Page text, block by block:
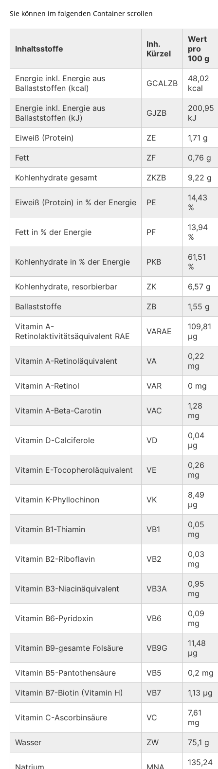
Sie können im folgenden Container scrollen
Inhaltsstoffe
Inh.
Kürzel
Wert
pro
100 g
Energie inkl. Energie aus
Ballaststoffen (kcal)
GCALZB
48,02
kcal
Energie inkl. Energie aus
Ballaststoffen (kJ)
GJZB
200,95
kJ
Eiweiß (Protein) ZE 1,71 g
Fett ZF 0,76 g
Kohlenhydrate gesamt ZKZB 9,22 g
Eiweiß (Protein) in % der Energie PE
14,43
%
Fett in % der Energie PF
13,94
%
Kohlenhydrate in % der Energie PKB
61,51
%
Kohlenhydrate, resorbierbar ZK 6,57 g
Ballaststoffe ZB 1,55 g
Vitamin A-
Retinolaktivitätsäquivalent RAE
VARAE
109,81
µg
Vitamin A-Retinoläquivalent VA
0,22
mg
Vitamin A-Retinol VAR 0 mg
Vitamin A-Beta-Carotin VAC
1,28
mg
Vitamin D-Calciferole VD
0,04
µg
Vitamin E-Tocopheroläquivalent VE
0,26
mg
Vitamin K-Phyllochinon VK
8,49
µg
Vitamin B1-Thiamin VB1
0,05
mg
Vitamin B2-Riboflavin VB2
0,03
mg
Vitamin B3-Niacinäquivalent VB3A
0,95
mg
Vitamin B6-Pyridoxin VB6
0,09
mg
Vitamin B9-gesamte Folsäure VB9G
11,48
µg
Vitamin B5-Pantothensäure VB5 0,2 mg
Vitamin B7-Biotin (Vitamin H) VB7 1,13 µg
Vitamin C-Ascorbinsäure VC
7,61
mg
Wasser ZW 75,1 g
Natrium MNA
135,24